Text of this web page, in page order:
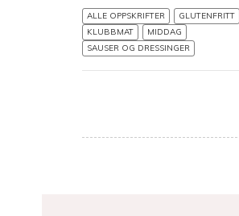
ALLE OPPSKRIFTER GLUTENFRITT
KLUBBMAT
MIDDAG
SAUSER OG DRESSINGER